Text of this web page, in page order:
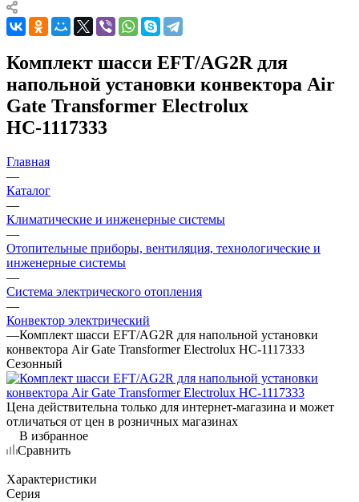
Комплект шасси EFT/AG2R для
напольной установки конвектора Air
Gate Transformer Electrolux
НС-1117333
Главная
—
Каталог
—
Климатические и инженерные системы
—
Отопительные приборы, вентиляция, технологические и
инженерные системы
—
Система электрического отопления
—
Конвектор электрический
—Комплект шасси EFT/AG2R для напольной установки
конвектора Air Gate Transformer Electrolux НС-1117333
Сезонный
Цена действительна только для интернет-магазина и может
отличаться от цен в розничных магазинах
В избранное
Сравнить
Характеристики
Серия